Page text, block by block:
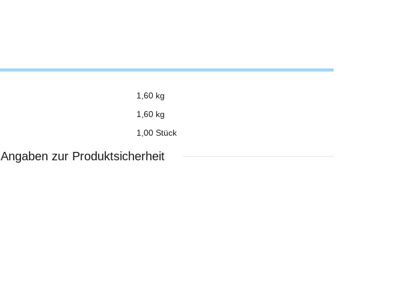
1,60 kg
1,60 kg
1,00 Stück
Angaben zur Produktsicherheit